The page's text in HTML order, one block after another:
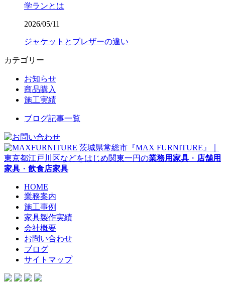
学ランとは
2026/05/11
ジャケットとブレザーの違い
カテゴリー
お知らせ
商品購入
施工実績
ブログ記事一覧
茨城県常総市『MAX FURNITURE』｜
東京都江戸川区などをはじめ関東一円の業務用家具 ・ 店舗用
家具 ・ 飲食店家具
HOME
業務案内
施工事例
家具製作実績
会社概要
お問い合わせ
ブログ
サイトマップ